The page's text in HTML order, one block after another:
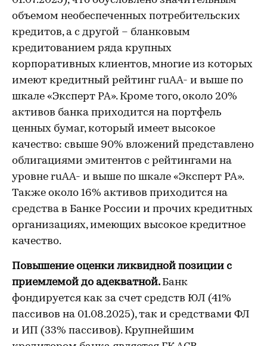
объемом необеспеченных потребительских
кредитов, а с другой – бланковым
кредитованием ряда крупных
корпоративных клиентов, многие из которых
имеют кредитный рейтинг ruAA- и выше по
шкале «Эксперт РА». Кроме того, около 20%
активов банка приходится на портфель
ценных бумаг, который имеет высокое
качество: свыше 90% вложений представлено
облигациями эмитентов с рейтингами на
уровне ruAA- и выше по шкале «Эксперт РА».
Также около 16% активов приходится на
средства в Банке России и прочих кредитных
организациях, имеющих высокое кредитное
качество.
Повышение оценки ликвидной позиции с
приемлемой до адекватной. Банк
фондируется как за счет средств ЮЛ (41%
пассивов на 01.08.2025), так и средствами ФЛ
и ИП (33% пассивов). Крупнейшим